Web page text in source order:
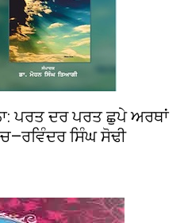
ਪਰਤ ਦਰ ਪਰਤ ਛੁਪੇ ਅਰਥਾਂ
ਸਿੰਘ ਸੋਢੀ